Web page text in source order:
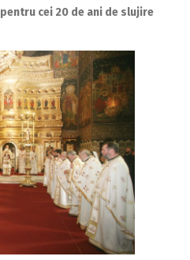
cei 20 de ani de slujire